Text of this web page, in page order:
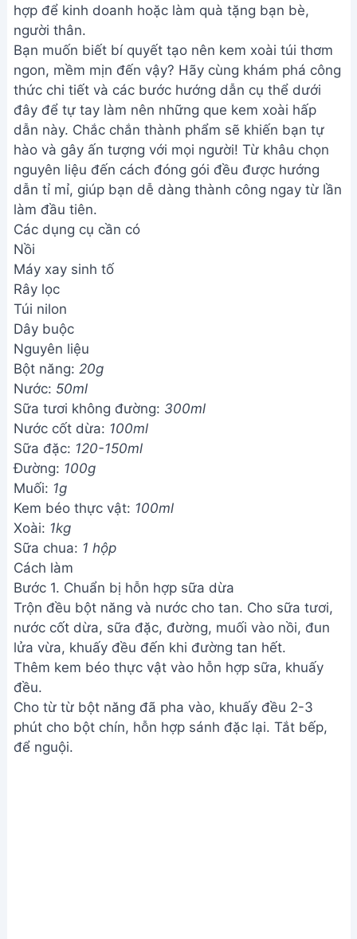
hợp để kinh doanh hoặc làm quà tặng bạn bè,
người thân.
Bạn muốn biết bí quyết tạo nên kem xoài túi thơm
ngon, mềm mịn đến vậy? Hãy cùng khám phá công
thức chi tiết và các bước hướng dẫn cụ thể dưới
đây để tự tay làm nên những que kem xoài hấp
dẫn này. Chắc chắn thành phẩm sẽ khiến bạn tự
hào và gây ấn tượng với mọi người! Từ khâu chọn
nguyên liệu đến cách đóng gói đều được hướng
dẫn tỉ mỉ, giúp bạn dễ dàng thành công ngay từ lần
làm đầu tiên.
Các dụng cụ cần có
Nồi
Máy xay sinh tố
Rây lọc
Túi nilon
Dây buộc
Nguyên liệu
Bột năng: 20g
Nước: 50ml
Sữa tươi không đường: 300ml
Nước cốt dừa: 100ml
Sữa đặc: 120-150ml
Đường: 100g
Muối: 1g
Kem béo thực vật: 100ml
Xoài: 1kg
Sữa chua: 1 hộp
Cách làm
Bước 1. Chuẩn bị hỗn hợp sữa dừa
Trộn đều bột năng và nước cho tan. Cho sữa tươi,
nước cốt dừa, sữa đặc, đường, muối vào nồi, đun
lửa vừa, khuấy đều đến khi đường tan hết.
Thêm kem béo thực vật vào hỗn hợp sữa, khuấy
đều.
Cho từ từ bột năng đã pha vào, khuấy đều 2-3
phút cho bột chín, hỗn hợp sánh đặc lại. Tắt bếp,
để nguội.